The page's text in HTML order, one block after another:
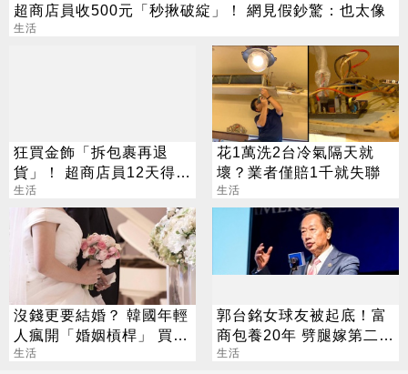
超商店員收500元「秒揪破綻」！ 網見假鈔驚：也太像
生活
狂買金飾「拆包裹再退
貨」！ 超商店員12天得手
39萬 下場出爐
生活
花1萬洗2台冷氣隔天就
壞？業者僅賠1千就失聯
生活
沒錢更要結婚？ 韓國年輕
人瘋開「婚姻槓桿」 買房
拚翻轉階級
生活
郭台銘女球友被起底！富
商包養20年 劈腿嫁第二任
老公
生活